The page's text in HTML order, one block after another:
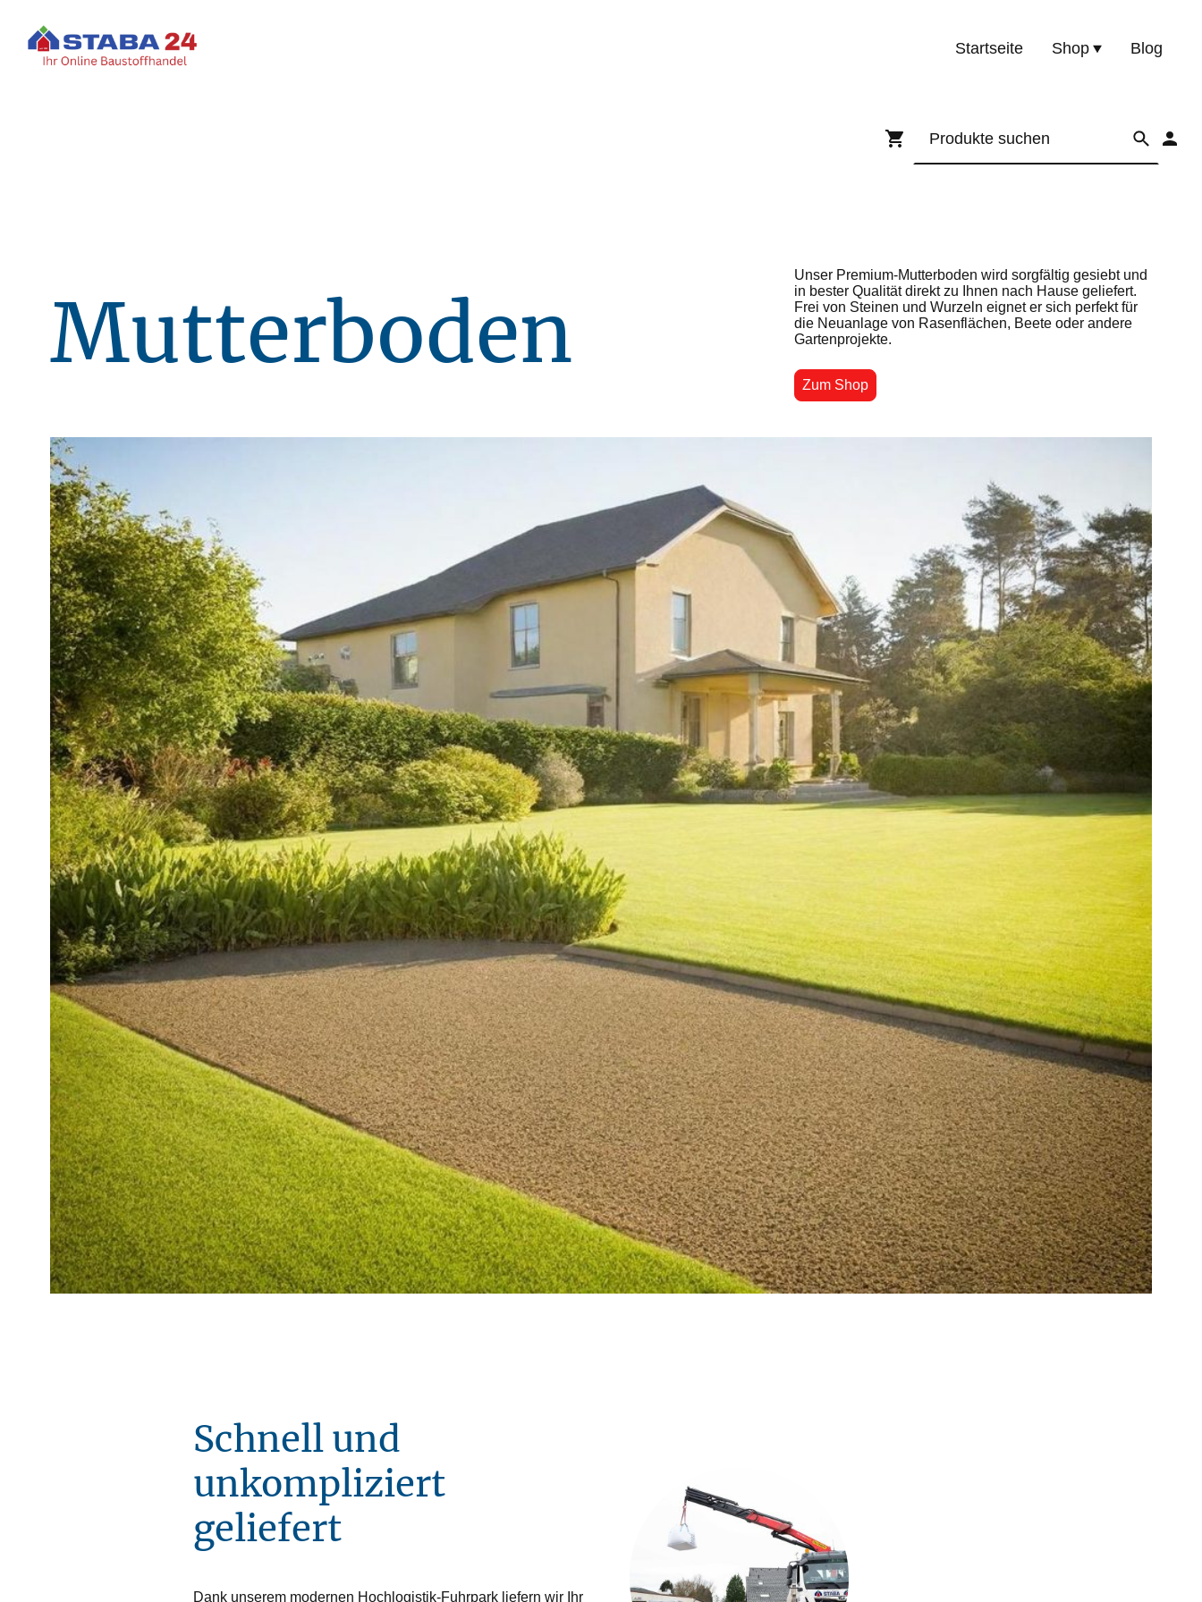
Startseite Shop Blog
Mutterboden
Unser Premium-Mutterboden wird sorgfältig gesiebt und
in bester Qualität direkt zu Ihnen nach Hause geliefert.
Frei von Steinen und Wurzeln eignet er sich perfekt für
die Neuanlage von Rasenflächen, Beete oder andere
Gartenprojekte.
Zum Shop
Schnell und
unkompliziert
geliefert
Dank unserem modernen Hochlogistik-Fuhrpark liefern wir Ihr